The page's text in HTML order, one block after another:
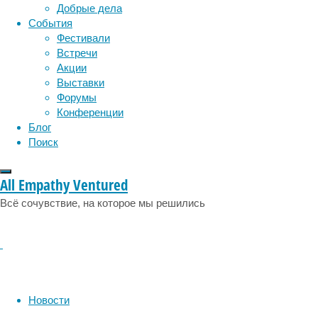
Добрые дела
События
Фестивали
Встречи
Акции
Выставки
Форумы
Конференции
Блог
Поиск
All Empathy Ventured
Всё сочувствие, на которое мы решились
Новости
способные
при
нагревании
образовывать
токсины.
К
тому
же
контактируя
со
такие
медицина
мозг наука
нейробиология
нейрофизиология
поведение